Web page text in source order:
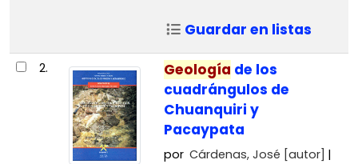
Guardar en listas
2. Geología de los
cuadrángulos de
Chuanquiri y
Pacaypata
por Cárdenas, José [autor]